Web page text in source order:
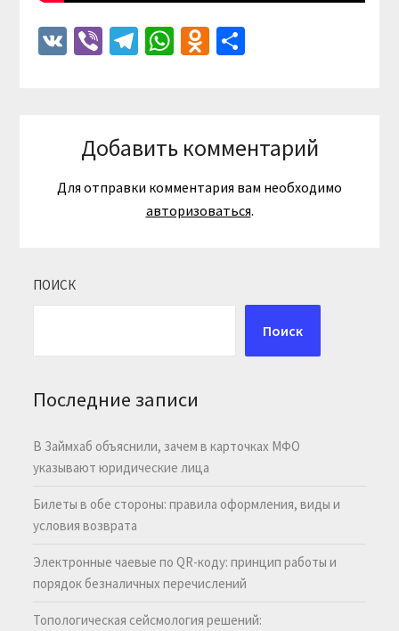
VKViberTelegram
WhatsApp
Odnoklassniki
Отправить
Добавить комментарий
Для отправки комментария вам необходимо
авторизоваться.
ПОИСК
Поиск
Последние записи
В Займхаб объяснили, зачем в карточках МФО
указывают юридические лица
Билеты в обе стороны: правила оформления, виды и
условия возврата
Электронные чаевые по QR-коду: принцип работы и
порядок безналичных перечислений
Топологическая сейсмология решений: